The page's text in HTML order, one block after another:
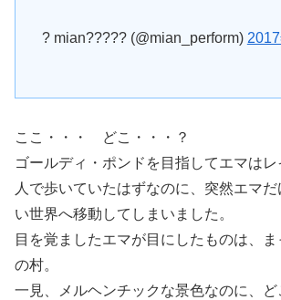
? mian????? (@mian_perform)
ここ・・・ どこ・・・？
ゴールディ・ポンドを目指してエマはレ
人で歩いていたはずなのに、突然エマ
い世界へ移動してしまいました。
目を覚ましたエマが目にしたものは、
の村。
一見、メルヘンチックな景色なのに、